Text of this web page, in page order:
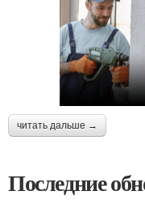
читать дальше →
Последние